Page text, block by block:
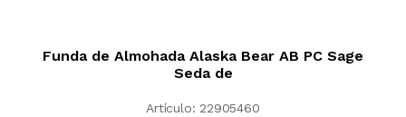
Funda de Almohada Alaska Bear AB PC Sage
Seda de
Artículo: 22905460